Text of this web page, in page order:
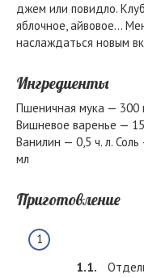
джем или повидло.
яблочное, айвовое…
наслаждаться новым
Ингредиенты
Пшеничная мука — 300
Вишневое варенье —
Ванилин — 0,5 ч. л.
мл
Приготовление